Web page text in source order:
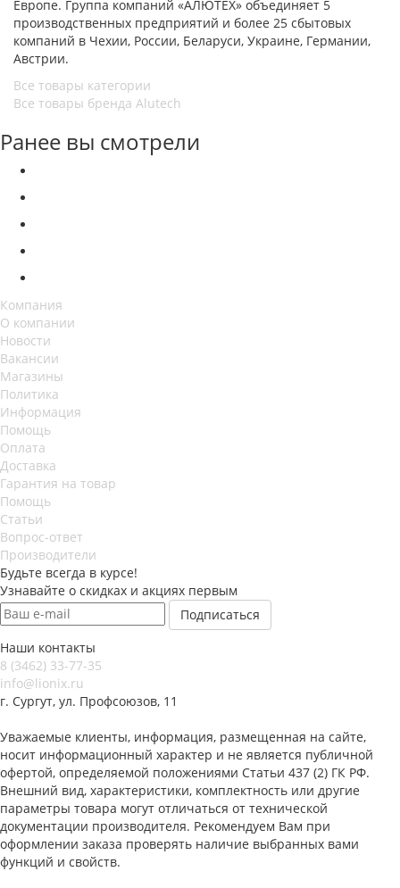
Европе. Группа компаний «АЛЮТЕХ» объединяет 5
производственных предприятий и более 25 сбытовых
компаний в Чехии, России, Беларуси, Украине, Германии,
Австрии.
Все товары категории
Все товары бренда Alutech
Ранее вы смотрели
Компания
О компании
Новости
Вакансии
Магазины
Политика
Информация
Помощь
Оплата
Доставка
Гарантия на товар
Помощь
Статьи
Вопрос-ответ
Производители
Будьте всегда в курсе!
Узнавайте о скидках и акциях первым
Наши контакты
8 (3462) 33-77-35
info@lionix.ru
г. Сургут, ул. Профсоюзов, 11
Уважаемые клиенты, информация, размещенная на сайте,
носит информационный характер и не является публичной
офертой, определяемой положениями Статьи 437 (2) ГК РФ.
Внешний вид, характеристики, комплектность или другие
параметры товара могут отличаться от технической
документации производителя. Рекомендуем Вам при
оформлении заказа проверять наличие выбранных вами
функций и свойств.